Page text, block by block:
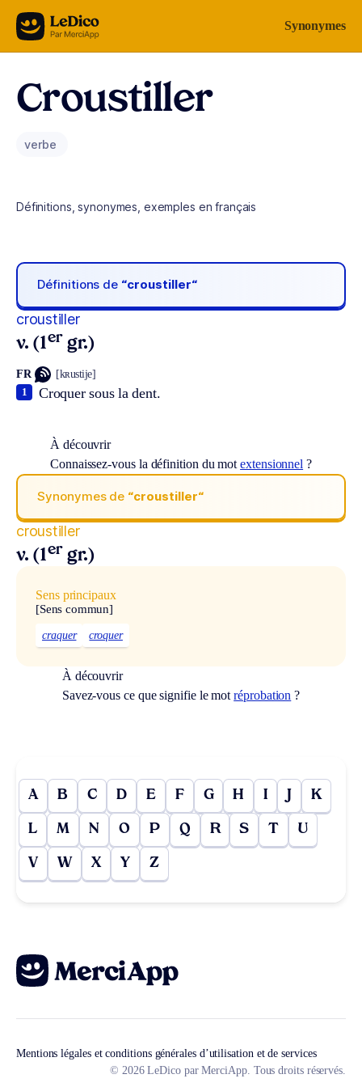
Aller au contenu Synonymes
Croustiller
verbe
Définitions, synonymes, exemples en français
Définitions de “croustiller“
croustiller
v. (1er gr.)
FR [kʀustije]
Croquer sous la dent.
1
À découvrir
Connaissez-vous la définition du motextensionnel ?
Synonymes de “croustiller“
croustiller
v. (1er gr.)
Sens principaux
[Sens commun]
craquer croquer
À découvrir
Savez-vous ce que signifie le motréprobation ?
A B C D E F G H I J K
L M N O P Q R S T U
V W X Y Z
Mentions légales et conditions générales d’utilisation et de services
© 2026 LeDico par MerciApp. Tous droits réservés.